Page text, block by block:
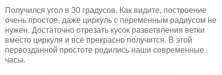
Получился угол в 30 градусов. Как видите, построение
очень простое, даже циркуль с переменным радиусом не
нужен. Достаточно отрезать кусок разветвления ветки
вместо циркуля и всё прекрасно получится. В этой
первозданной простоте родились наши современные
часы.